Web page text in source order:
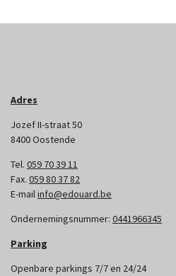
Adres
Jozef II-straat 50
8400 Oostende
Tel. 059 70 39 11
Fax. 059 80 37 82
E-mailinfo@edouard.be
Ondernemingsnummer: 0441966345
Parking
Openbare parkings 7/7 en 24/24